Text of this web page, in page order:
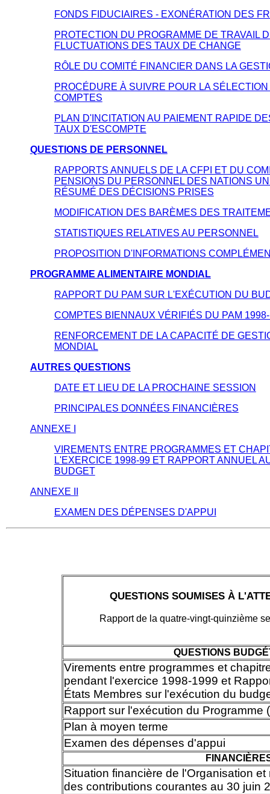
FONDS FIDUCIAIRES - EXONÉRATION DES
PROTECTION DU PROGRAMME DE TRAVAIL
FLUCTUATIONS DES TAUX DE CHANGE
RÔLE DU COMITÉ FINANCIER DANS LA
PROCÉDURE À SUIVRE POUR LA
COMPTES
PLAN D'INCITATION AU PAIEMENT RAPIDE
TAUX D'ESCOMPTE
QUESTIONS DE PERSONNEL
RAPPORTS ANNUELS DE LA CFPI ET DU
PENSIONS DU PERSONNEL DES NATIONS
RÉSUMÉ DES DÉCISIONS PRISES
MODIFICATION DES BARÈMES DES
STATISTIQUES RELATIVES AU PERSONNEL
PROPOSITION D'INFORMATIONS
PROGRAMME ALIMENTAIRE MONDIAL
RAPPORT DU PAM SUR L'EXÉCUTION DU
COMPTES BIENNAUX VÉRIFIÉS DU PAM
RENFORCEMENT DE LA CAPACITÉ DE
MONDIAL
AUTRES QUESTIONS
DATE ET LIEU DE LA PROCHAINE SESSION
PRINCIPALES DONNÉES FINANCIÈRES
ANNEXE I
VIREMENTS ENTRE PROGRAMMES ET
L'EXERCICE 1998-99 ET RAPPORT ANNUEL
BUDGET
ANNEXE II
EXAMEN DES DÉPENSES D'APPUI
QUESTIONS SOUMISES À
Rapport de la quatre-vingt-quinzième
QUESTIONS
Virements entre programmes et
pendant l'exercice 1998-1999 et
États Membres sur l'exécution du
Rapport sur l'exécution du Programme
Plan à moyen terme
Examen des dépenses d'appui
Situation financière de l'Organisation et
des contributions courantes au 30 juin